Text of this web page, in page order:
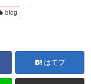
blog
はてブ